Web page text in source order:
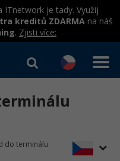
ITnetwork je tady. Využij
kreditů ZDARMAna náš
. Zjisti více:
do terminálu